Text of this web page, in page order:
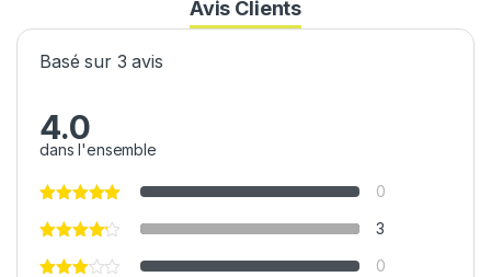
Avis Clients
Basé sur 3 avis
4.0
dans l'ensemble
0
3
0